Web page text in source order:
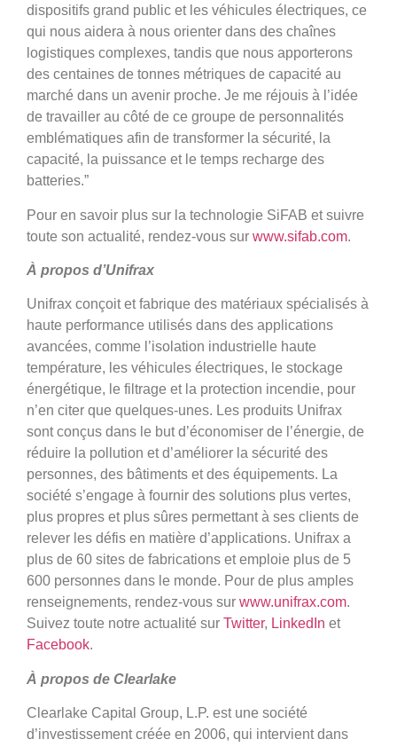
dispositifs grand public et les véhicules électriques, ce
qui nous aidera à nous orienter dans des chaînes
logistiques complexes, tandis que nous apporterons
des centaines de tonnes métriques de capacité au
marché dans un avenir proche. Je me réjouis à l’idée
de travailler au côté de ce groupe de personnalités
emblématiques afin de transformer la sécurité, la
capacité, la puissance et le temps recharge des
batteries.”
Pour en savoir plus sur la technologie SiFAB et suivre
toute son actualité, rendez-vous sur www.sifab.com.
À propos d’Unifrax
Unifrax conçoit et fabrique des matériaux spécialisés à
haute performance utilisés dans des applications
avancées, comme l’isolation industrielle haute
température, les véhicules électriques, le stockage
énergétique, le filtrage et la protection incendie, pour
n’en citer que quelques-unes. Les produits Unifrax
sont conçus dans le but d’économiser de l’énergie, de
réduire la pollution et d’améliorer la sécurité des
personnes, des bâtiments et des équipements. La
société s’engage à fournir des solutions plus vertes,
plus propres et plus sûres permettant à ses clients de
relever les défis en matière d’applications. Unifrax a
plus de 60 sites de fabrications et emploie plus de 5
600 personnes dans le monde. Pour de plus amples
renseignements, rendez-vous sur www.unifrax.com.
Suivez toute notre actualité sur Twitter, LinkedIn et
Facebook.
À propos de Clearlake
Clearlake Capital Group, L.P. est une société
d’investissement créée en 2006, qui intervient dans